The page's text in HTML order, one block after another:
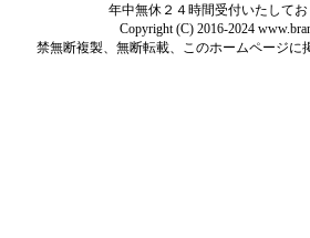
年中無休２４時間受付いたして
Copyright (C) 2016-2024
禁無断複製、無断転載、このホームページ